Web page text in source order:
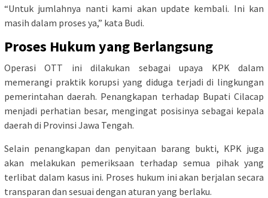
“Untuk jumlahnya nanti kami akan update kembali. Ini kan
masih dalam proses ya,” kata Budi.
Proses Hukum yang Berlangsung
Operasi OTT ini dilakukan sebagai upaya KPK dalam
memerangi praktik korupsi yang diduga terjadi di lingkungan
pemerintahan daerah. Penangkapan terhadap Bupati Cilacap
menjadi perhatian besar, mengingat posisinya sebagai kepala
daerah di Provinsi Jawa Tengah.
Selain penangkapan dan penyitaan barang bukti, KPK juga
akan melakukan pemeriksaan terhadap semua pihak yang
terlibat dalam kasus ini. Proses hukum ini akan berjalan secara
transparan dan sesuai dengan aturan yang berlaku.